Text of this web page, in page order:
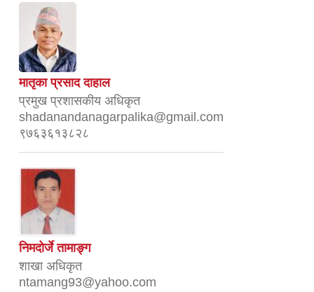
मातृका प्रसाद दाहाल
प्रमुख प्रशासकीय अधिकृत
shadanandanagarpalika@gmail.com
९७६३६१३८२८
निमदोर्जे तामाङ्ग
शाखा अधिकृत
ntamang93@yahoo.com